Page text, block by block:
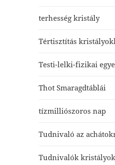
terhesség kristály
Tértisztítás
Testi-lelki-fizikai
Thot Smaragdtáblái
tízmilliószoros nap
Tudnivaló az
Tudnivalók